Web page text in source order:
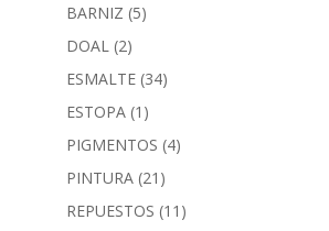
BARNIZ (5)
DOAL (2)
ESMALTE (34)
ESTOPA (1)
PIGMENTOS (4)
PINTURA (21)
REPUESTOS (11)